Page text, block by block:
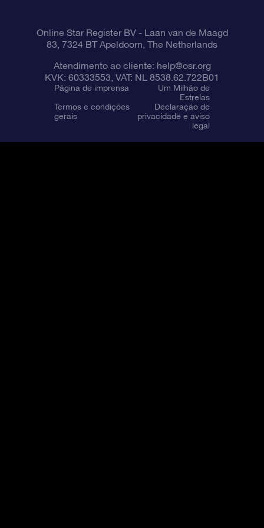
Online Star Register BV- Laan van de Maagd
83, 7324 BT Apeldoorn, The Netherlands
Atendimento ao cliente: help@osr.org
KVK: 60333553, VAT: NL 8538.62.722B01
Página de imprensa
Um Milhão de
Estrelas
Termos e condições
gerais
Declaração de
privacidade e aviso
legal